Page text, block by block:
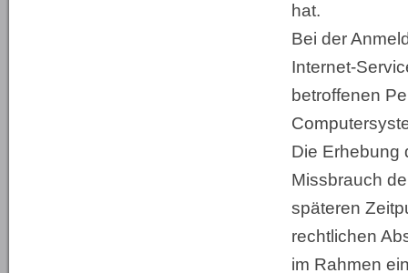
hat.
Bei der
Internet-
betroffenen
Die Erhebung
Missbrauch
späteren
rechtlichen
im Rahmen